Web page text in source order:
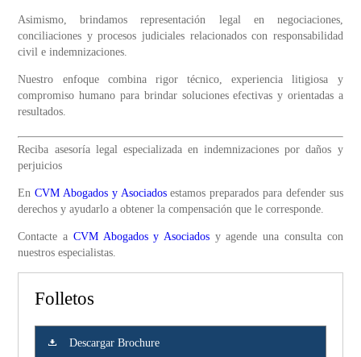
Folletos
Descargar Brochure
Asimismo, brindamos representación legal en negociaciones,
conciliaciones y procesos judiciales relacionados con responsabilidad
civil e indemnizaciones.
Nuestro enfoque combina rigor técnico, experiencia litigiosa y
compromiso humano para brindar soluciones efectivas y orientadas a
resultados.
Reciba asesoría legal especializada en indemnizaciones por daños y
perjuicios
EnCVM Abogados y Asociadosestamos preparados para defender sus
derechos y ayudarlo a obtener la compensación que le corresponde.
Contacte a CVM Abogados y Asociados y agende una consulta con
nuestros especialistas.